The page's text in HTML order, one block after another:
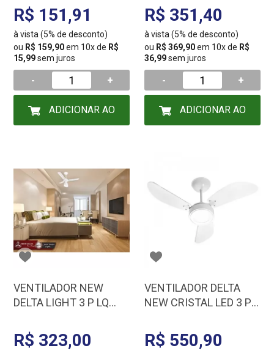
127V 4624
R$ 151,91
à vista (5% de desconto)
ou R$ 159,90em 10x de R$
15,99sem juros
- +
3121 CX AZ
R$ 351,40
à vista (5% de desconto)
ou R$ 369,90em 10x de R$
36,99sem juros
- +
VENTILADOR NEW
DELTA LIGHT 3 P LQ
AM
R$ 323,00
VENTILADOR DELTA
NEW CRISTAL LED 3 P
3185
R$ 550,90